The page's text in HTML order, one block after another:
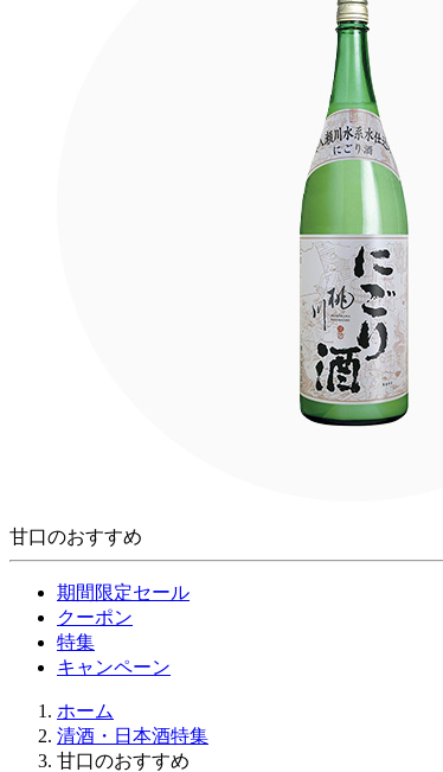
甘口のおすすめ
期間限定セール
クーポン
特集
キャンペーン
ホーム
清酒・日本酒特集
甘口のおすすめ